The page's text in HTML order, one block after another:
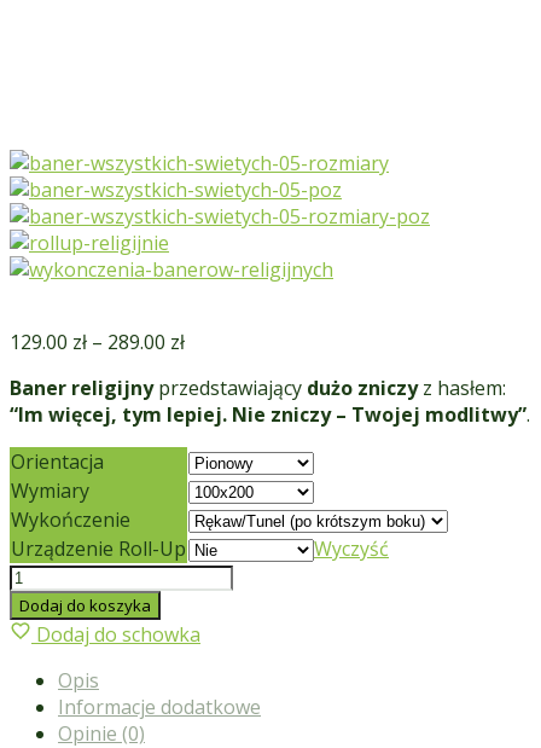
129.00 zł – 289.00 zł
Baner religijnyprzedstawiający dużo zniczyz hasłem:
“Im więcej, tym lepiej. Nie zniczy – Twojej modlitwy”.
Orientacja
Wymiary
Wykończenie
Urządzenie Roll-Up
Wyczyść
ilość
Baner
religijny
Wszystkich Świętych
Dodaj do koszyka
Dodaj do schowka
Opis
Informacje dodatkowe
Opinie (0)